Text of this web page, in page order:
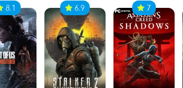
8.1 6.9 7